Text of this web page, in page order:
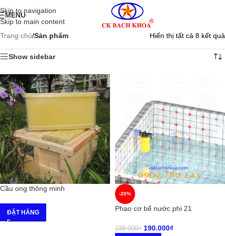
Skip to navigation
Skip to main content
MENU
Trang chủ/Sản phẩm Hiển thị tất cả 8 kết quả
Show sidebar
Cầu ong thông minh
ĐẶT HÀNG
-20%
Phao cơ bể nước phi 21
238.000₫ 190.000₫